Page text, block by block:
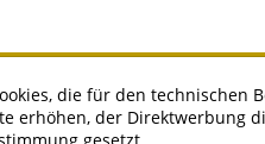
die für den
erhöhen, der Direktwerbung